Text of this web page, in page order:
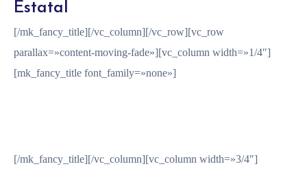
Estatal
[/mk_fancy_title][/vc_column][/vc_row][vc_row
parallax=»content-moving-fade»][vc_column width=»1/4″]
[mk_fancy_title font_family=»none»]
[/mk_fancy_title][/vc_column][vc_column width=»3/4″]